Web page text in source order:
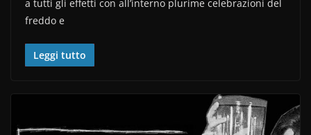
e
b
o
a tutti gli effetti con all’interno plurime celebrazioni del
freddo e
Leggi tutto